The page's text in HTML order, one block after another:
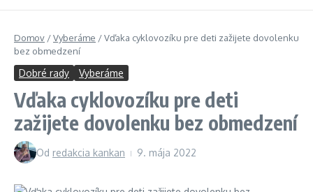
Domov /Vyberáme /Vďaka cyklovozíku pre deti zažijete dovolenku
bez obmedzení
Dobré rady Vyberáme
Vďaka cyklovozíku pre deti
zažijete dovolenku bez obmedzení
Od redakcia kankan 9. mája 2022